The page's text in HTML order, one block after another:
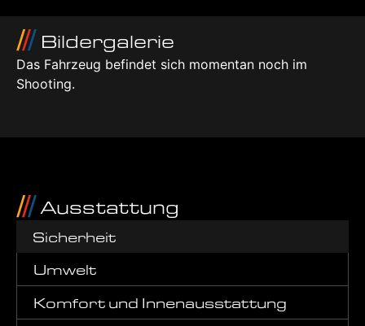
Bildergalerie
Das Fahrzeug befindet sich momentan noch im
Shooting.
Ausstattung
Sicherheit
Umwelt
Komfort und Innenausstattung